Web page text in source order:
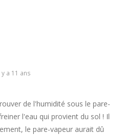
y a 11 ans
de l'humidité sous le pare-
l'eau qui provient du sol ! Il
le pare-vapeur aurait dû